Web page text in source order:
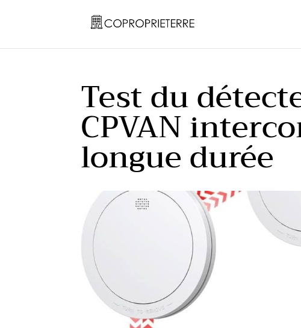
Test du
CPVAN
longue durée